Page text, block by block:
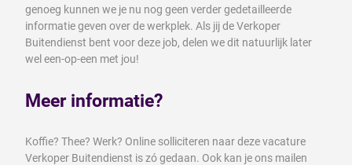
genoeg kunnen we je nu nog geen verder gedetailleerde
informatie geven over de werkplek. Als jij de Verkoper
Buitendienst bent voor deze job, delen we dit natuurlijk later
wel een-op-een met jou!
Meer informatie?
Koffie? Thee? Werk? Online solliciteren naar deze vacature
Verkoper Buitendienst is zó gedaan. Ook kan je ons mailen